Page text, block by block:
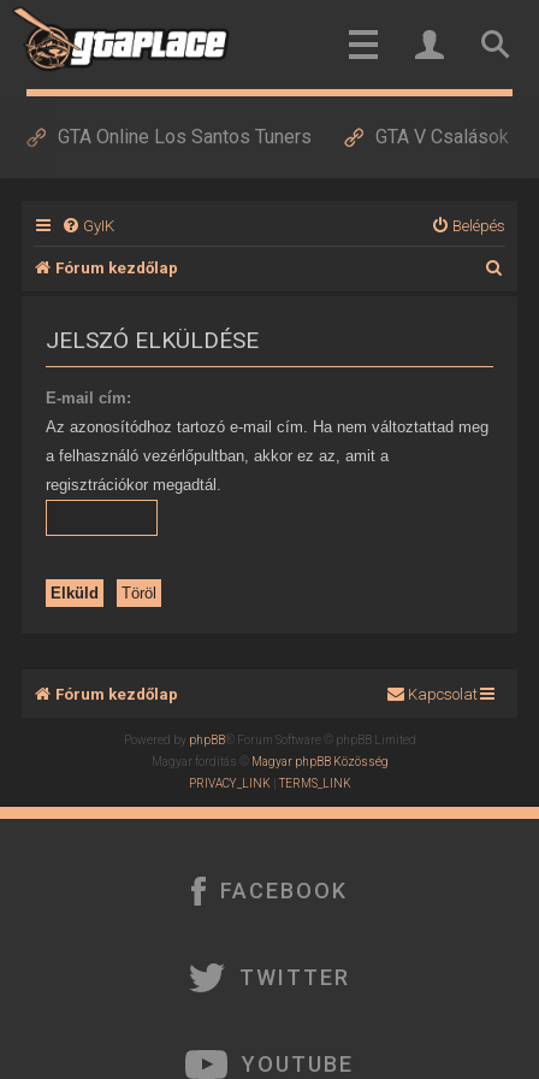
GTA Online Los Santos Tuners GTA V Csalások
GyIK Belépés
Fórum kezdőlap
JELSZÓ ELKÜLDÉSE
E-mail cím:
Az azonosítódhoz tartozó e-mail cím. Ha nem változtattad meg
a felhasználó vezérlőpultban, akkor ez az, amit a
regisztrációkor megadtál.
Fórum kezdőlap Kapcsolat
Powered by phpBB® Forum Software © phpBB Limited
Magyar fordítás © Magyar phpBB Közösség
PRIVACY_LINK |TERMS_LINK
FACEBOOK
TWITTER
YOUTUBE